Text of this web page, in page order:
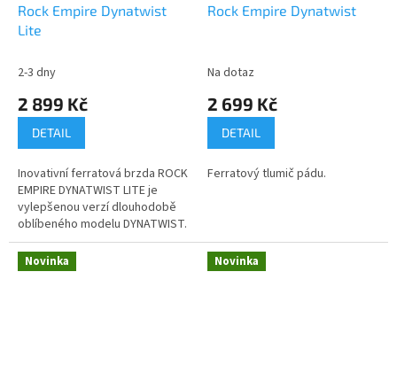
Rock Empire Dynatwist
Lite
2-3 dny
2 899 Kč
DETAIL
Inovativní ferratová brzda ROCK
EMPIRE DYNATWIST LITE je
vylepšenou verzí dlouhodobě
oblíbeného modelu DYNATWIST.
Jejím hlavním přínosem je
integrovaný otočný kloub
(swivel),...
Rock Empire Dynatwist
Na dotaz
2 699 Kč
DETAIL
Ferratový tlumič pádu.
Novinka Novinka